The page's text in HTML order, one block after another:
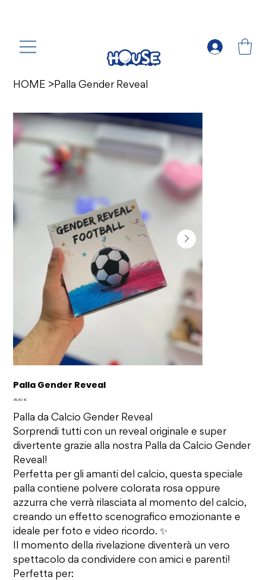
HOME >Palla Gender Reveal
Palla Gender Reveal
Prezzo
35,50 €
Palla da Calcio Gender Reveal
Sorprendi tutti con un reveal originale e super
divertente grazie alla nostra Palla da Calcio Gender
Reveal!
Perfetta per gli amanti del calcio, questa speciale
palla contiene polvere colorata rosa oppure
azzurra che verrà rilasciata al momento del calcio,
creando un effetto scenografico emozionante e
ideale per foto e video ricordo. ✨
Il momento della rivelazione diventerà un vero
spettacolo da condividere con amici e parenti!
Perfetta per: